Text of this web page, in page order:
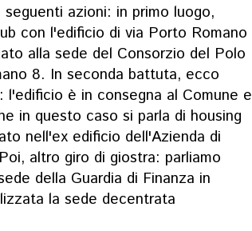
azioni: in primo luogo,
con l'edificio di via Porto Romano
alla sede del Consorzio del Polo
8. In seconda battuta, ecco
è in consegna al Comune e
in questo caso si parla di housing
nell'ex edificio dell'Azienda di
altro giro di giostra: parliamo
della Guardia di Finanza in
la sede decentrata